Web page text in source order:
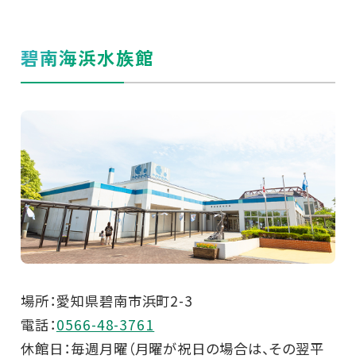
碧南海浜水族館
場所：愛知県碧南市浜町2-3
電話：0566-48-3761
休館日：毎週月曜（月曜が祝日の場合は、その翌平